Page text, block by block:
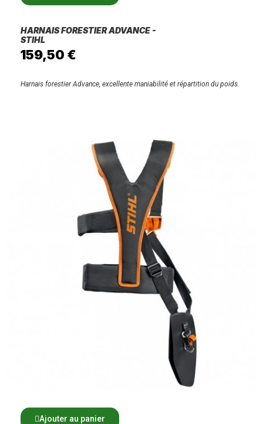
HARNAIS FORESTIER ADVANCE -
STIHL
159,50 €
Harnais forestier Advance, excellente maniabilité et répartition du poids.
Ajouter au panier